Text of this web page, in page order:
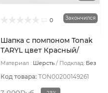
0 Закончился
Шапка с помпоном Tonak
TARYL цвет Красный/
Белый
Материал : Шерсть Подклад: Без
Код товара: TON00200149261